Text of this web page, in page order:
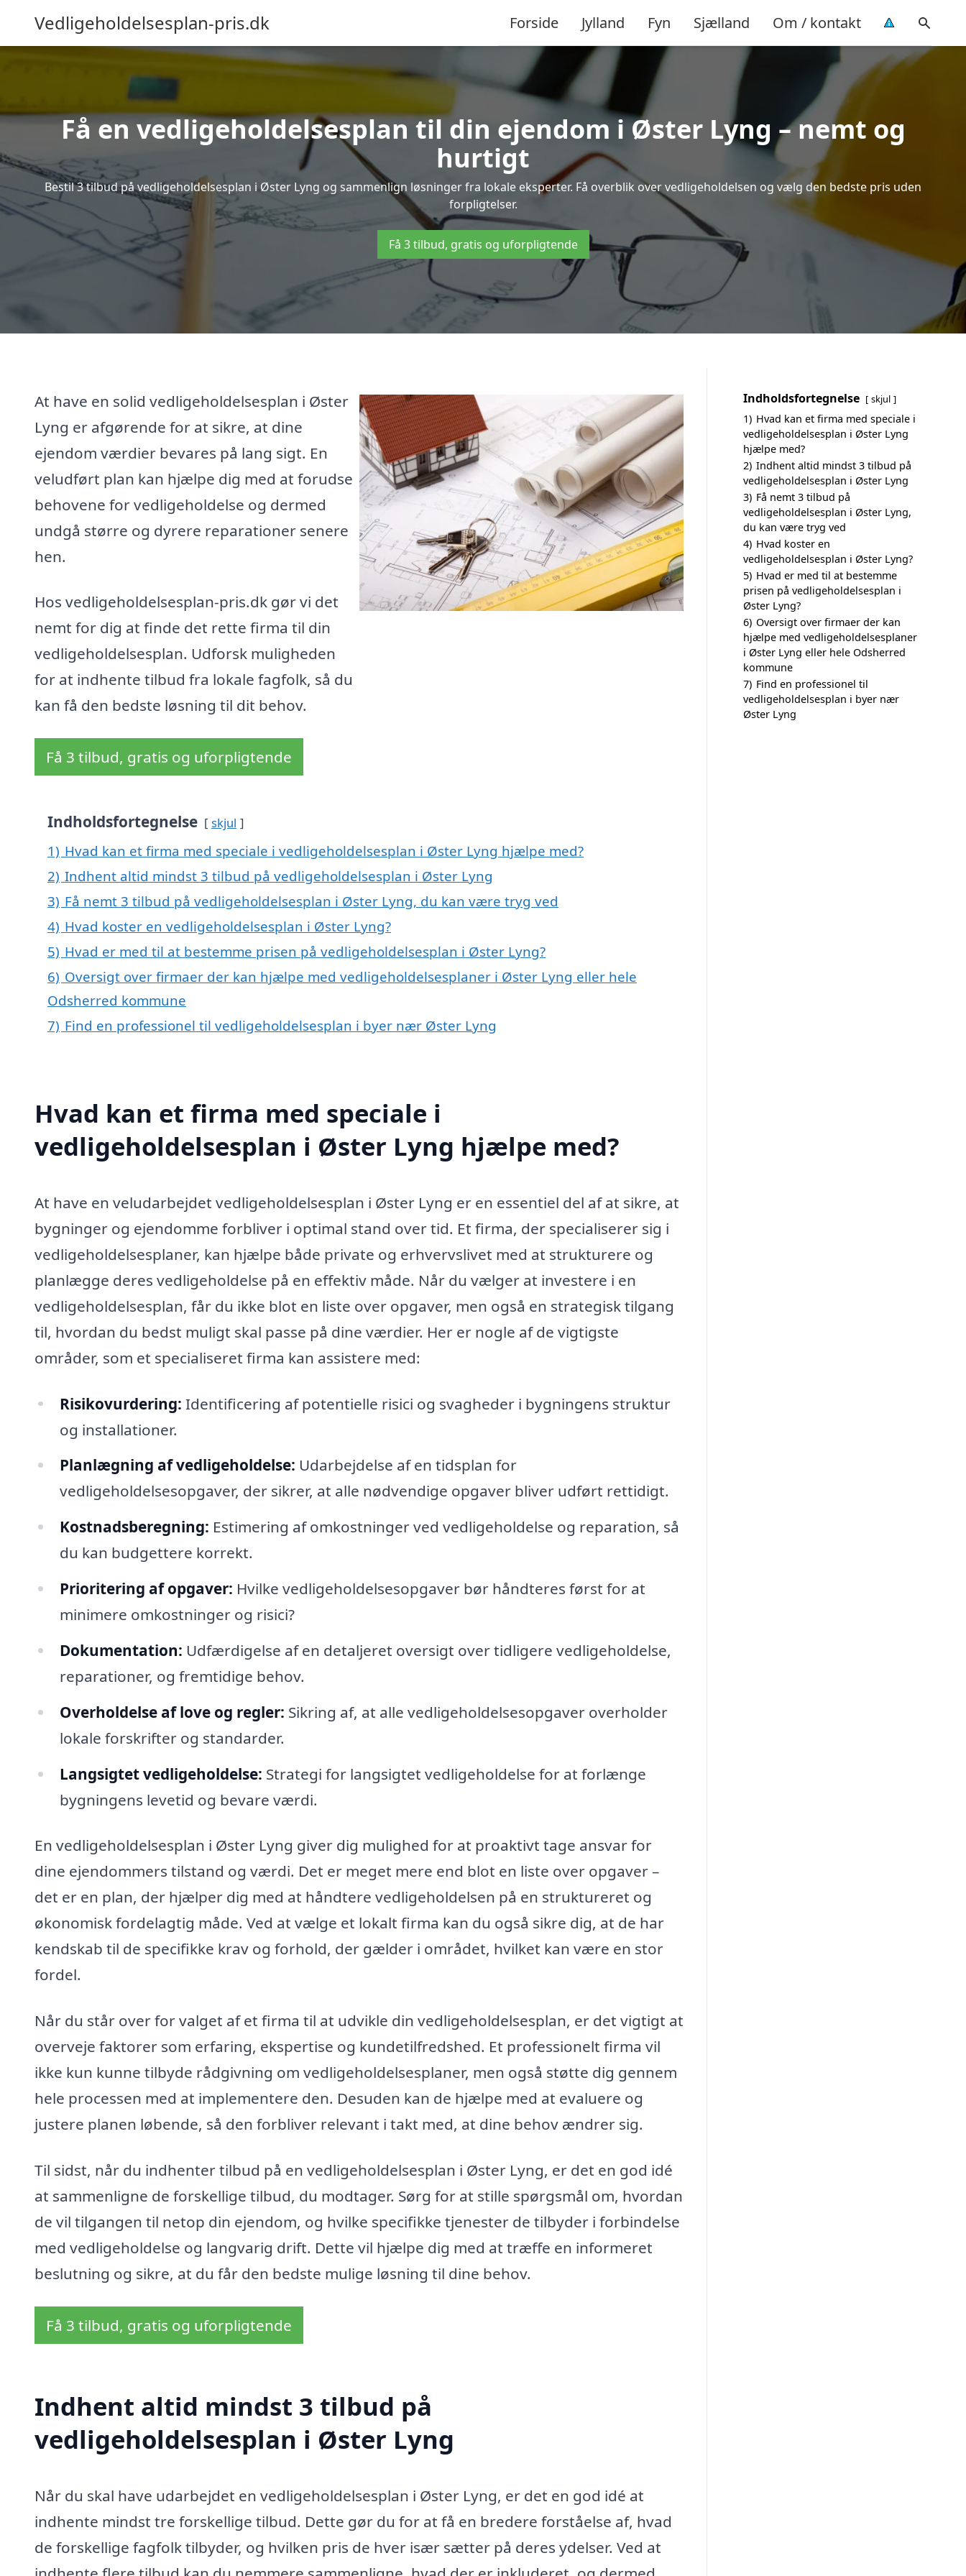
Vedligeholdelsesplan-pris.dk Forside Jylland Fyn Sjælland Om / kontakt
Få en vedligeholdelsesplan til din ejendom i Øster Lyng – nemt og
hurtigt
Bestil 3 tilbud på vedligeholdelsesplan i Øster Lyng og sammenlign løsninger fra lokale eksperter. Få overblik over vedligeholdelsen og vælg den bedste pris uden
forpligtelser.
Få 3 tilbud, gratis og uforpligtende
At have en solid vedligeholdelsesplan i Øster
Lyng er afgørende for at sikre, at dine
ejendom værdier bevares på lang sigt. En
veludført plan kan hjælpe dig med at forudse
behovene for vedligeholdelse og dermed
undgå større og dyrere reparationer senere
hen.
Hos vedligeholdelsesplan-pris.dk gør vi det
nemt for dig at finde det rette firma til din
vedligeholdelsesplan. Udforsk muligheden
for at indhente tilbud fra lokale fagfolk, så du
kan få den bedste løsning til dit behov.
Få 3 tilbud, gratis og uforpligtende
Indholdsfortegnelse skjul
1) Hvad kan et firma med speciale i vedligeholdelsesplan i Øster Lyng hjælpe med?
2) Indhent altid mindst 3 tilbud på vedligeholdelsesplan i Øster Lyng
3) Få nemt 3 tilbud på vedligeholdelsesplan i Øster Lyng, du kan være tryg ved
4) Hvad koster en vedligeholdelsesplan i Øster Lyng?
5) Hvad er med til at bestemme prisen på vedligeholdelsesplan i Øster Lyng?
6) Oversigt over firmaer der kan hjælpe med vedligeholdelsesplaner i Øster Lyng eller hele
Odsherred kommune
7) Find en professionel til vedligeholdelsesplan i byer nær Øster Lyng
Hvad kan et firma med speciale i
vedligeholdelsesplan i Øster Lyng hjælpe med?
At have en veludarbejdet vedligeholdelsesplan i Øster Lyng er en essentiel del af at sikre, at
bygninger og ejendomme forbliver i optimal stand over tid. Et firma, der specialiserer sig i
vedligeholdelsesplaner, kan hjælpe både private og erhvervslivet med at strukturere og
planlægge deres vedligeholdelse på en effektiv måde. Når du vælger at investere i en
vedligeholdelsesplan, får du ikke blot en liste over opgaver, men også en strategisk tilgang
til, hvordan du bedst muligt skal passe på dine værdier. Her er nogle af de vigtigste
områder, som et specialiseret firma kan assistere med:
Risikovurdering: Identificering af potentielle risici og svagheder i bygningens struktur
og installationer.
Planlægning af vedligeholdelse: Udarbejdelse af en tidsplan for
vedligeholdelsesopgaver, der sikrer, at alle nødvendige opgaver bliver udført rettidigt.
Kostnadsberegning: Estimering af omkostninger ved vedligeholdelse og reparation, så
du kan budgettere korrekt.
Prioritering af opgaver: Hvilke vedligeholdelsesopgaver bør håndteres først for at
minimere omkostninger og risici?
Dokumentation: Udfærdigelse af en detaljeret oversigt over tidligere vedligeholdelse,
reparationer, og fremtidige behov.
Overholdelse af love og regler: Sikring af, at alle vedligeholdelsesopgaver overholder
lokale forskrifter og standarder.
Langsigtet vedligeholdelse: Strategi for langsigtet vedligeholdelse for at forlænge
bygningens levetid og bevare værdi.
En vedligeholdelsesplan i Øster Lyng giver dig mulighed for at proaktivt tage ansvar for
dine ejendommers tilstand og værdi. Det er meget mere end blot en liste over opgaver –
det er en plan, der hjælper dig med at håndtere vedligeholdelsen på en struktureret og
økonomisk fordelagtig måde. Ved at vælge et lokalt firma kan du også sikre dig, at de har
kendskab til de specifikke krav og forhold, der gælder i området, hvilket kan være en stor
fordel.
Når du står over for valget af et firma til at udvikle din vedligeholdelsesplan, er det vigtigt at
overveje faktorer som erfaring, ekspertise og kundetilfredshed. Et professionelt firma vil
ikke kun kunne tilbyde rådgivning om vedligeholdelsesplaner, men også støtte dig gennem
hele processen med at implementere den. Desuden kan de hjælpe med at evaluere og
justere planen løbende, så den forbliver relevant i takt med, at dine behov ændrer sig.
Til sidst, når du indhenter tilbud på en vedligeholdelsesplan i Øster Lyng, er det en god idé
at sammenligne de forskellige tilbud, du modtager. Sørg for at stille spørgsmål om, hvordan
de vil tilgangen til netop din ejendom, og hvilke specifikke tjenester de tilbyder i forbindelse
med vedligeholdelse og langvarig drift. Dette vil hjælpe dig med at træffe en informeret
beslutning og sikre, at du får den bedste mulige løsning til dine behov.
Få 3 tilbud, gratis og uforpligtende
Indhent altid mindst 3 tilbud på
vedligeholdelsesplan i Øster Lyng
Når du skal have udarbejdet en vedligeholdelsesplan i Øster Lyng, er det en god idé at
indhente mindst tre forskellige tilbud. Dette gør du for at få en bredere forståelse af, hvad
de forskellige fagfolk tilbyder, og hvilken pris de hver især sætter på deres ydelser. Ved at
Indholdsfortegnelse skjul
1) Hvad kan et firma med speciale i
vedligeholdelsesplan i Øster Lyng
hjælpe med?
2) Indhent altid mindst 3 tilbud på
vedligeholdelsesplan i Øster Lyng
3) Få nemt 3 tilbud på
vedligeholdelsesplan i Øster Lyng,
du kan være tryg ved
4) Hvad koster en
vedligeholdelsesplan i Øster Lyng?
5) Hvad er med til at bestemme
prisen på vedligeholdelsesplan i
Øster Lyng?
6) Oversigt over firmaer der kan
hjælpe med vedligeholdelsesplaner
i Øster Lyng eller hele Odsherred
kommune
7) Find en professionel til
vedligeholdelsesplan i byer nær
Øster Lyng